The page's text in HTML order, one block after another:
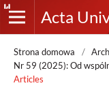
Strona domowa /
Nr 59 (2025): Od
Articles